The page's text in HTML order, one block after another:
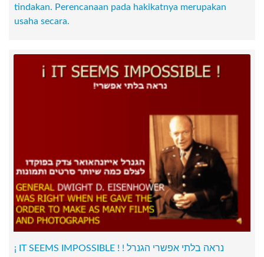
tindakan. Perencanaan pada hakikatnya merupakan
usaha secara.
¡ IT SEEMS IMPOSSIBLE ! ! נראה בלתי אפשרי הגנרל